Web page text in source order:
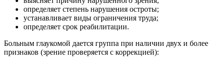
определяет степень нарушения остроты;
устанавливает виды ограничения труда;
определяет срок реабилитации.
Больным глаукомой дается группа при наличии двух и более
признаков (зрение проверяется с коррекцией):